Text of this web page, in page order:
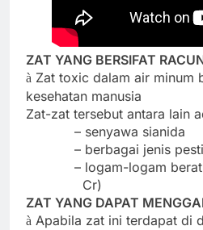
ZAT YANG BERSIFAT
à Zat toxic dalam air minum
kesehatan manusia
Zat-zat tersebut antara lain
– senyawa sianida
– berbagai jenis
– logam-logam
Cr)
ZAT YANG DAPAT
à Apabila zat ini terdapat di